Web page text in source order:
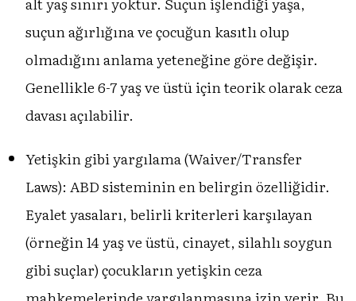
suçun ağırlığına ve çocuğun kasıtlı olup
olmadığını anlama yeteneğine göre değişir.
Genellikle 6-7 yaş ve üstü için teorik olarak ceza
davası açılabilir.
Yetişkin gibi yargılama (Waiver/Transfer
Laws): ABD sisteminin en belirgin özelliğidir.
Eyalet yasaları, belirli kriterleri karşılayan
(örneğin 14 yaş ve üstü, cinayet, silahlı soygun
gibi suçlar) çocukların yetişkin ceza